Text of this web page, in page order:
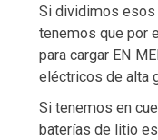
Si dividimos esos
tenemos que por
para cargar EN
eléctricos de alta
Si tenemos en
baterías de litio